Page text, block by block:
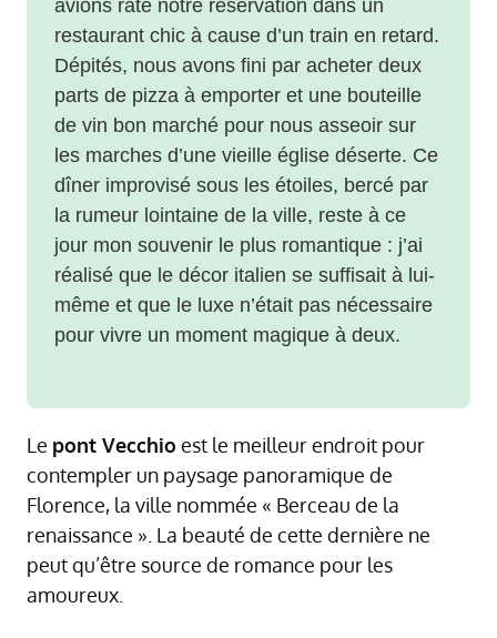
avions raté notre réservation dans un
restaurant chic à cause d’un train en retard.
Dépités, nous avons fini par acheter deux
parts de pizza à emporter et une bouteille
de vin bon marché pour nous asseoir sur
les marches d’une vieille église déserte. Ce
dîner improvisé sous les étoiles, bercé par
la rumeur lointaine de la ville, reste à ce
jour mon souvenir le plus romantique : j’ai
réalisé que le décor italien se suffisait à lui-
même et que le luxe n’était pas nécessaire
pour vivre un moment magique à deux.
Le pont Vecchio est le meilleur endroit pour
contempler un paysage panoramique de
Florence, la ville nommée « Berceau de la
renaissance ». La beauté de cette dernière ne
peut qu’être source de romance pour les
amoureux.